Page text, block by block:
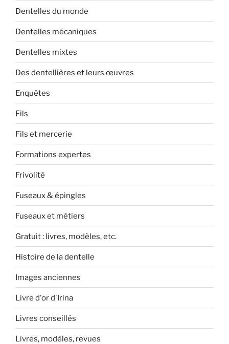
Dentelles du monde
Dentelles mécaniques
Dentelles mixtes
Des dentellières et leurs œuvres
Enquêtes
Fils
Fils et mercerie
Formations expertes
Frivolité
Fuseaux & épingles
Fuseaux et métiers
Gratuit : livres, modèles, etc.
Histoire de la dentelle
Images anciennes
Livre d'or d'Irina
Livres conseillés
Livres, modèles, revues